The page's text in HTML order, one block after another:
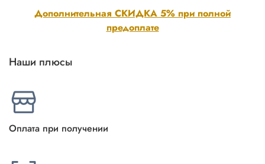
Дополнительная СКИДКА 5% при полной
предоплате
Наши плюсы
Оплата при получении